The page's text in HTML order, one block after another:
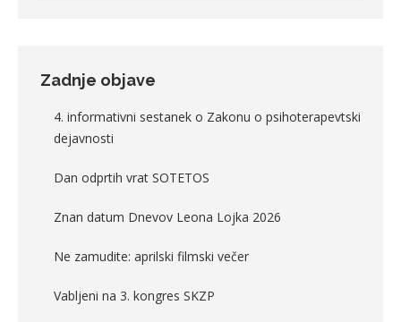
Zadnje objave
4. informativni sestanek o Zakonu o psihoterapevtski
dejavnosti
Dan odprtih vrat SOTETOS
Znan datum Dnevov Leona Lojka 2026
Ne zamudite: aprilski filmski večer
Vabljeni na 3. kongres SKZP